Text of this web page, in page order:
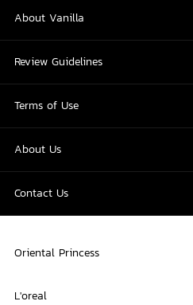
About Vanilla
Review Guidelines
Terms of Use
About Us
Contact Us
Oriental Princess
L'oreal